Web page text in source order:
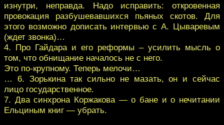
изнутри, неправда. Надо исправить: откровенная
провокация разбушевавшихся пьяных скотов. Для
этого возможно дописать интервью с А. Цываревым
(ждет звонка)…
4. Про Гайдара и его реформы – усилить мысль о
том, что обнищание началось не с него.
Это по-крупному. Теперь мелочи…
… 6. Зорькина так сильно не мазать, он и сейчас
лицо государственное.
7. Два синхрона Коржакова — о бане и о нечитании
Ельциным книг — убрать.